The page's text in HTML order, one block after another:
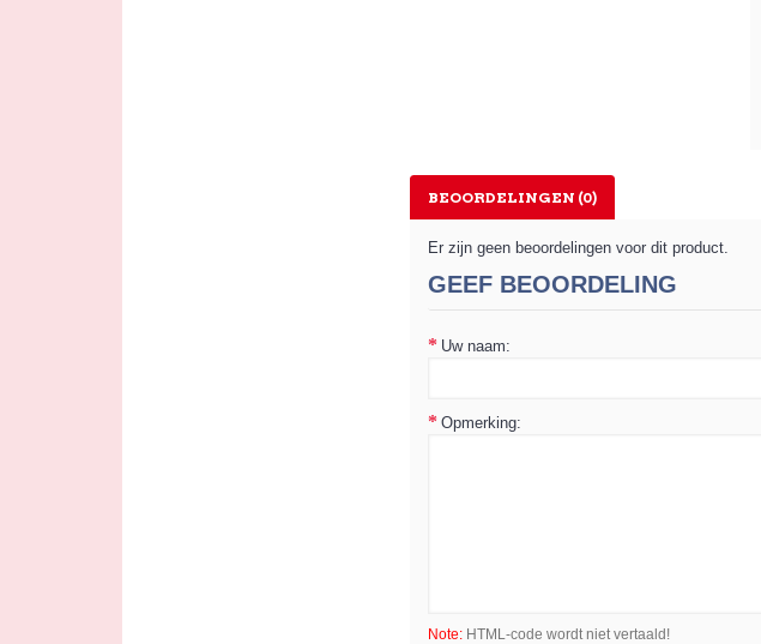
BEOORDELINGEN (0)
Er zijn geen beoordelingen voor dit product.
GEEF BEOORDELING
Uw naam:
Opmerking:
Note: HTML-code wordt niet vertaald!